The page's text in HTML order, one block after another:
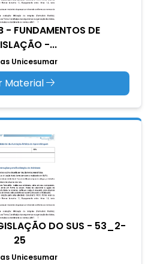
- FUNDAMENTOS DE
-...
Unicesumar
Material
DO SUS - 53_2-
25
Unicesumar